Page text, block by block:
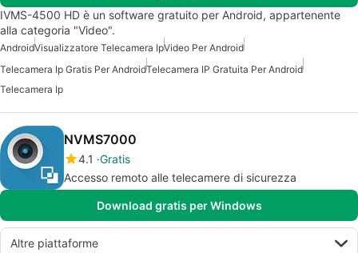
IVMS-4500 HD è un software gratuito per Android, appartenente
alla categoria "Video".
AndroidVisualizzatore Telecamera IpVideo Per Android
Telecamera Ip Gratis Per AndroidTelecamera IP Gratuita Per Android
Telecamera Ip
NVMS7000
4.1 Gratis
Accesso remoto alle telecamere di sicurezza
Download gratis per Windows
Altre piattaforme